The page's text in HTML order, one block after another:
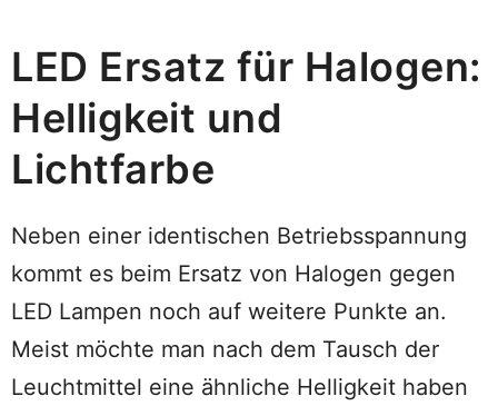
LED Ersatz für Halogen:
Helligkeit und
Lichtfarbe
Neben einer identischen Betriebsspannung
kommt es beim Ersatz von Halogen gegen
LED Lampen noch auf weitere Punkte an.
Meist möchte man nach dem Tausch der
Leuchtmittel eine ähnliche Helligkeit haben